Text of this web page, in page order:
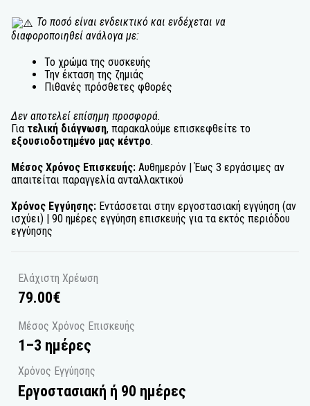
Το ποσό είναι ενδεικτικό και ενδέχεται να
διαφοροποιηθεί ανάλογα με:
Το χρώμα της συσκευής
Την έκταση της ζημιάς
Πιθανές πρόσθετες φθορές
Δεν αποτελεί επίσημη προσφορά.
Για τελική διάγνωση, παρακαλούμε επισκεφθείτε το
εξουσιοδοτημένο μας κέντρο.
Μέσος Χρόνος Επισκευής: Αυθημερόν | Έως 3 εργάσιμες αν
απαιτείται παραγγελία ανταλλακτικού
Χρόνος Εγγύησης: Εντάσσεται στην εργοστασιακή εγγύηση (αν
ισχύει) | 90 ημέρες εγγύηση επισκευής για τα εκτός περιόδου
εγγύησης
Ελάχιστη Χρέωση
79.00€
Μέσος Χρόνος Επισκευής
1–3 ημέρες
Χρόνος Εγγύησης
Εργοστασιακή ή 90 ημέρες